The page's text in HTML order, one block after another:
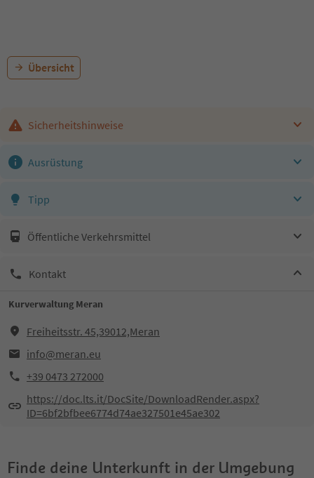
Übersicht
Sicherheitshinweise
Ausrüstung
Tipp
Öffentliche Verkehrsmittel
Kontakt
Kurverwaltung Meran
Freiheitsstr. 45,39012,Meran
info@meran.eu
+39 0473 272000
https://doc.lts.it/DocSite/DownloadRender.aspx?
ID=6bf2bfbee6774d74ae327501e45ae302
Finde deine Unterkunft in der Umgebung